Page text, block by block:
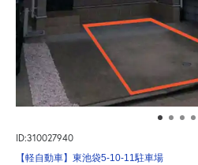
ID:310027940
【軽自動車】東池袋5-10-11駐車場